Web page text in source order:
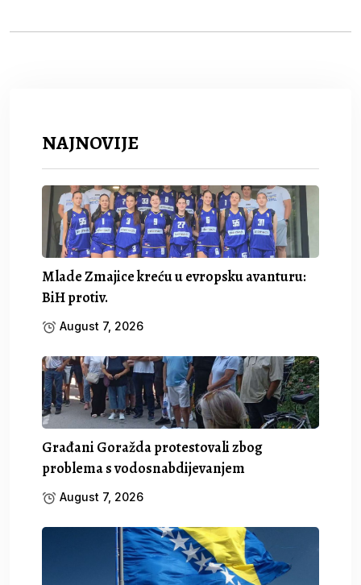
NAJNOVIJE
Mlade Zmajice kreću u evropsku avanturu:
BiH protiv.
August 7, 2026
Građani Goražda protestovali zbog
problema s vodosnabdijevanjem
August 7, 2026